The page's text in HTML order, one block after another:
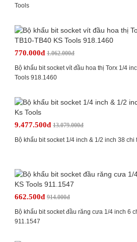
Tools
770.000đ 1.062.000đ
Bộ khẩu bit socket vít đầu hoa thị Torx 1/4
Tools 918.1460
9.477.500đ 13.079.000đ
Bộ khẩu bit socket 1/4 inch & 1/2 inch 38 chi
662.500đ 914.000đ
Bộ khẩu bit socket đầu răng cưa 1/4 inch 6
911.1547